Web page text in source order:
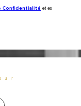
Confidentialité et es